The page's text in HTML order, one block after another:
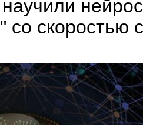
со скоростью